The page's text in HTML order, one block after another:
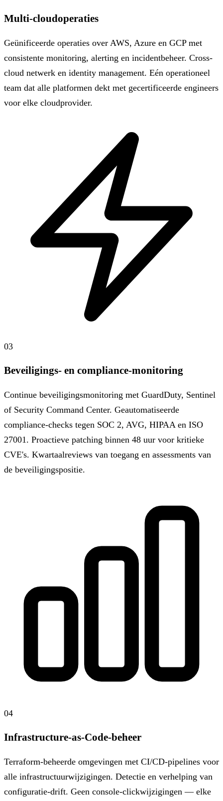
Multi-cloudoperaties
Geünificeerde operaties over AWS, Azure en GCP met
consistente monitoring, alerting en incidentbeheer. Cross-
cloud netwerk en identity management. Eén operationeel
team dat alle platformen dekt met gecertificeerde engineers
voor elke cloudprovider.
03
Beveiligings- en compliance-monitoring
Continue beveiligingsmonitoring met GuardDuty, Sentinel
of Security Command Center. Geautomatiseerde
compliance-checks tegen SOC 2, AVG, HIPAA en ISO
27001. Proactieve patching binnen 48 uur voor kritieke
CVE's. Kwartaalreviews van toegang en assessments van
de beveiligingspositie.
04
Infrastructure-as-Code-beheer
Terraform-beheerde omgevingen met CI/CD-pipelines voor
alle infrastructuurwijzigingen. Detectie en verhelping van
configuratie-drift. Geen console-clickwijzigingen — elke